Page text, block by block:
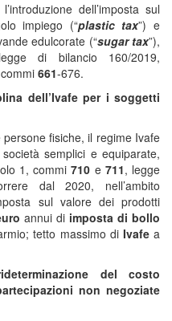
l’introduzione dell’imposta sul
impiego (“plastic tax”) e
edulcorate (“sugar tax”),
di bilancio 160/2019,
661-676.
dell’Ivafe per i soggetti
fisiche, il regime Ivafe
semplici e equiparate,
1, commi710 e 711, legge
dal 2020, nell’ambito
sul valore dei prodotti
annui di imposta di bollo
tetto massimo di Ivafea
del costo
non negoziate